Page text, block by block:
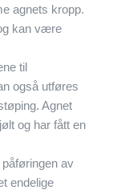
agnets kropp.
kan være
til
også utføres
Agnet
og har fått en
av
endelige